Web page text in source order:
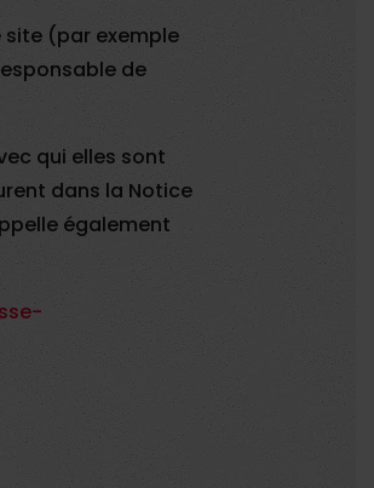
site (par exemple
de
qui elles sont
dans la Notice
également